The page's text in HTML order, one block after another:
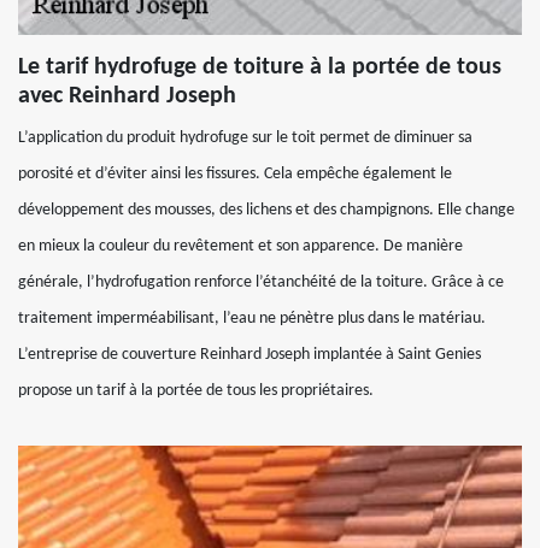
Le tarif hydrofuge de toiture à la portée de tous
avec Reinhard Joseph
L’application du produit hydrofuge sur le toit permet de diminuer sa
porosité et d’éviter ainsi les fissures. Cela empêche également le
développement des mousses, des lichens et des champignons. Elle change
en mieux la couleur du revêtement et son apparence. De manière
générale, l’hydrofugation renforce l’étanchéité de la toiture. Grâce à ce
traitement imperméabilisant, l’eau ne pénètre plus dans le matériau.
L’entreprise de couverture Reinhard Joseph implantée à Saint Genies
propose un tarif à la portée de tous les propriétaires.